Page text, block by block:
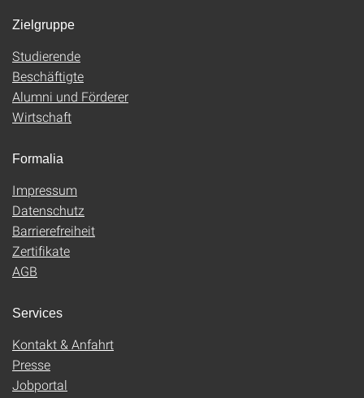
Zielgruppe
Studierende
Beschäftigte
Alumni und Förderer
Wirtschaft
Formalia
Impressum
Datenschutz
Barrierefreiheit
Zertifikate
AGB
Services
Kontakt & Anfahrt
Presse
Jobportal